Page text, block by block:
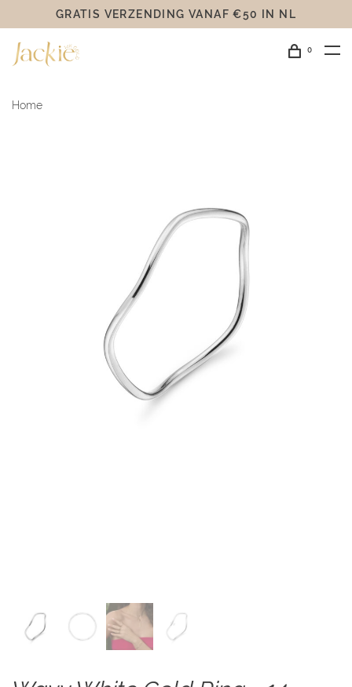
GRATIS VERZENDING VANAF €50 IN NL
0
Home